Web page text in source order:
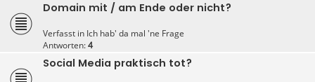
Domain mit / am Ende oder nicht?
Verfasst in Ich hab' da mal 'ne Frage
Antworten:4
Social Media praktisch tot?